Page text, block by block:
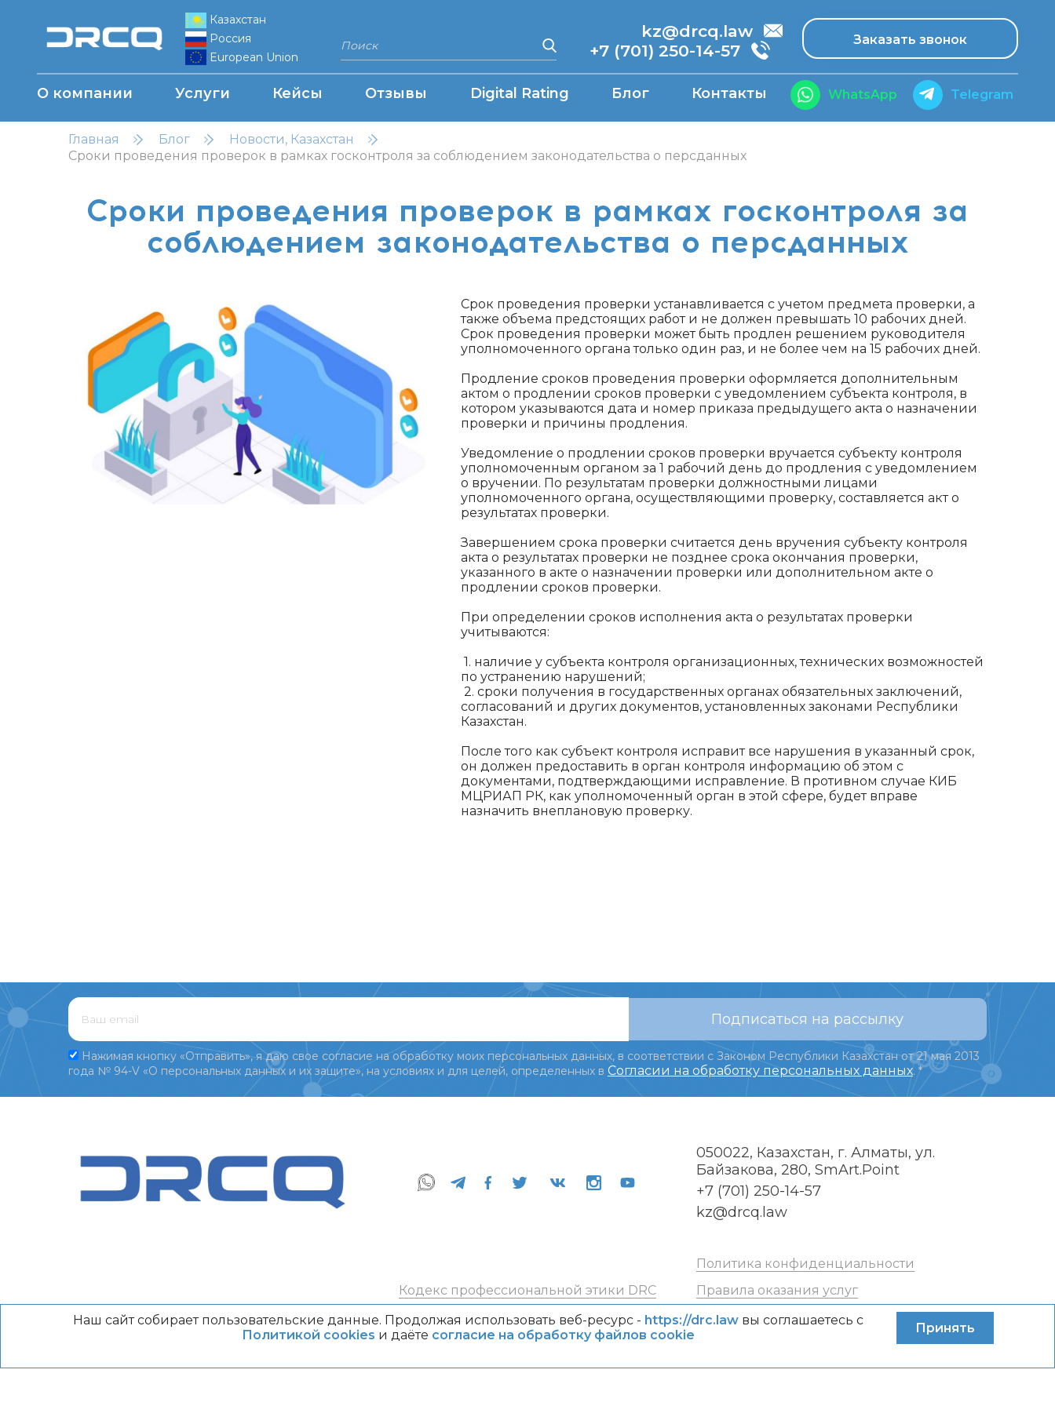
Казахстан
Россия
European Union
kz@drcq.law
+7 (701) 250-14-57
Заказать звонок
О компании Услуги Кейсы Отзывы Digital Rating Блог Контакты WhatsApp Telegram
Главная Блог
Новости, Казахстан
Сроки проведения проверок в рамках госконтроля за соблюдением законодательства о персданных
Сроки проведения проверок в рамках госконтроля за
соблюдением законодательства о персданных
Срок проведения проверки устанавливается с учетом предмета проверки, а
также объема предстоящих работ и не должен превышать 10 рабочих дней.
Срок проведения проверки может быть продлен решением руководителя
уполномоченного органа только один раз, и не более чем на 15 рабочих дней.
Продление сроков проведения проверки оформляется дополнительным
актом о продлении сроков проверки с уведомлением субъекта контроля, в
котором указываются дата и номер приказа предыдущего акта о назначении
проверки и причины продления.
Уведомление о продлении сроков проверки вручается субъекту контроля
уполномоченным органом за 1 рабочий день до продления с уведомлением
о вручении. По результатам проверки должностными лицами
уполномоченного органа, осуществляющими проверку, составляется акт о
результатах проверки.
Завершением срока проверки считается день вручения субъекту контроля
акта о результатах проверки не позднее срока окончания проверки,
указанного в акте о назначении проверки или дополнительном акте о
продлении сроков проверки.
При определении сроков исполнения акта о результатах проверки
учитываются:
1. наличие у субъекта контроля организационных, технических возможностей
по устранению нарушений;
2. сроки получения в государственных органах обязательных заключений,
согласований и других документов, установленных законами Республики
Казахстан.
После того как субъект контроля исправит все нарушения в указанный срок,
он должен предоставить в орган контроля информацию об этом с
документами, подтверждающими исправление. В противном случае КИБ
МЦРИАП РК, как уполномоченный орган в этой сфере, будет вправе
назначить внеплановую проверку.
Подписаться на рассылку
Нажимая кнопку «Отправить», я даю свое согласие на обработку моих персональных данных, в соответствии с Законом Республики Казахстан от 21 мая 2013
года № 94-V «О персональных данных и их защите», на условиях и для целей, определенных в Согласии на обработку персональных данных. *
050022, Казахстан, г. Алматы, ул.
Байзакова, 280, SmArt.Point
+7 (701) 250-14-57
kz@drcq.law
Политика конфиденциальности
Кодекс профессиональной этики DRC
Правила оказания услуг
Наш сайт собирает пользовательские данные. Продолжая использовать веб-ресурс - https://drc.lawвы соглашаетесь с
Политикой cookies и даёте согласие на обработку файлов cookie Принять